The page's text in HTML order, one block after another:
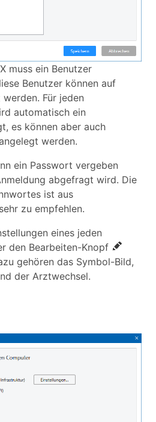
muss ein Benutzer
Benutzer können auf
Für jeden
automatisch ein
es können aber auch
werden.
ein Passwort vergeben
abgefragt wird. Die
ist aus
zu empfehlen.
eines jeden
den Bearbeiten-Knopf
gehören das Symbol-Bild,
der Arztwechsel.